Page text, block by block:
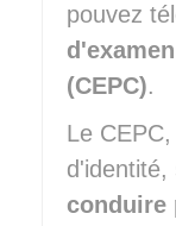
pouvez
(CEPC).
Le
d'identité,
conduire